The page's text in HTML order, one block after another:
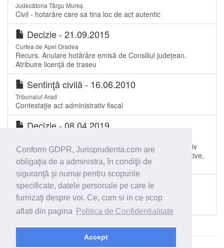
Conform GDPR, Jurisprudenta.com are
obligaţia de a administra, în condiţii de
siguranţă şi numai pentru scopurile
specificate, datele personale pe care le
furnizaţi despre voi. Ce, cum si in ce scop
aflati din pagina
Politica de Confidentialitate
Accept
Judecătoria Târgu Mureș
Civil - hotarâre care sa tina loc de act autentic
Decizie - 21.09.2015
Curtea de Apel Oradea
Recurs. Anulare hotărâre emisă de Consiliul judeţean.
Atribuire licenţă de traseu
Sentinţă civilă - 16.06.2010
Tribunalul Arad
Contestaţie act administrativ fiscal
Decizie - 08.04.2019
Anulare decizie de soluţionare a contestaţiei administrativ
fiscale. Suspendarea soluţionării contestaţiei administrative,
până la finalizarea cauzei penale
Decizie - 05.01.2010
Curtea de Apel Alba Iulia
Suspendare act administrativ . Condiţii